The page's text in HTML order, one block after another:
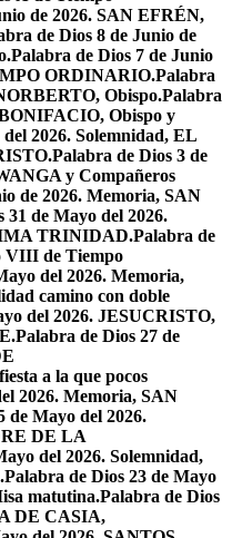
de 2026. SAN EFRÉN,
de Dios 8 de Junio de
Palabra de Dios 7 de Junio
ORDINARIO.Palabra
Obispo.Palabra
Obispo y
2026. Solemnidad, EL
Palabra de Dios 3 de
y Compañeros
de 2026. Memoria, SAN
31 de Mayo del 2026.
TRINIDAD.Palabra de
VIII de Tiempo
del 2026. Memoria,
camino con doble
del 2026. JESUCRISTO,
Palabra de Dios 27 de
a la que pocos
2026. Memoria, SAN
de Mayo del 2026.
DE LA
del 2026. Solemnidad,
Palabra de Dios 23 de Mayo
matutina.Palabra de Dios
DE CASIA,